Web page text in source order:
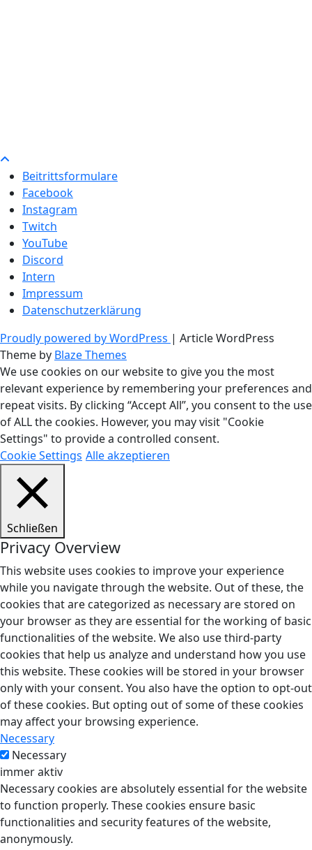
Beitrittsformulare
Facebook
Instagram
Twitch
YouTube
Discord
Intern
Impressum
Datenschutzerklärung
Proudly powered by WordPress | Article WordPress
Theme by Blaze Themes
We use cookies on our website to give you the most
relevant experience by remembering your preferences and
repeat visits. By clicking “Accept All”, you consent to the use
of ALL the cookies. However, you may visit "Cookie
Settings" to provide a controlled consent.
Cookie Settings Alle akzeptieren
Schließen
Privacy Overview
This website uses cookies to improve your experience
while you navigate through the website. Out of these, the
cookies that are categorized as necessary are stored on
your browser as they are essential for the working of basic
functionalities of the website. We also use third-party
cookies that help us analyze and understand how you use
this website. These cookies will be stored in your browser
only with your consent. You also have the option to opt-out
of these cookies. But opting out of some of these cookies
may affect your browsing experience.
Necessary
Necessary
immer aktiv
Necessary cookies are absolutely essential for the website
to function properly. These cookies ensure basic
functionalities and security features of the website,
anonymously.